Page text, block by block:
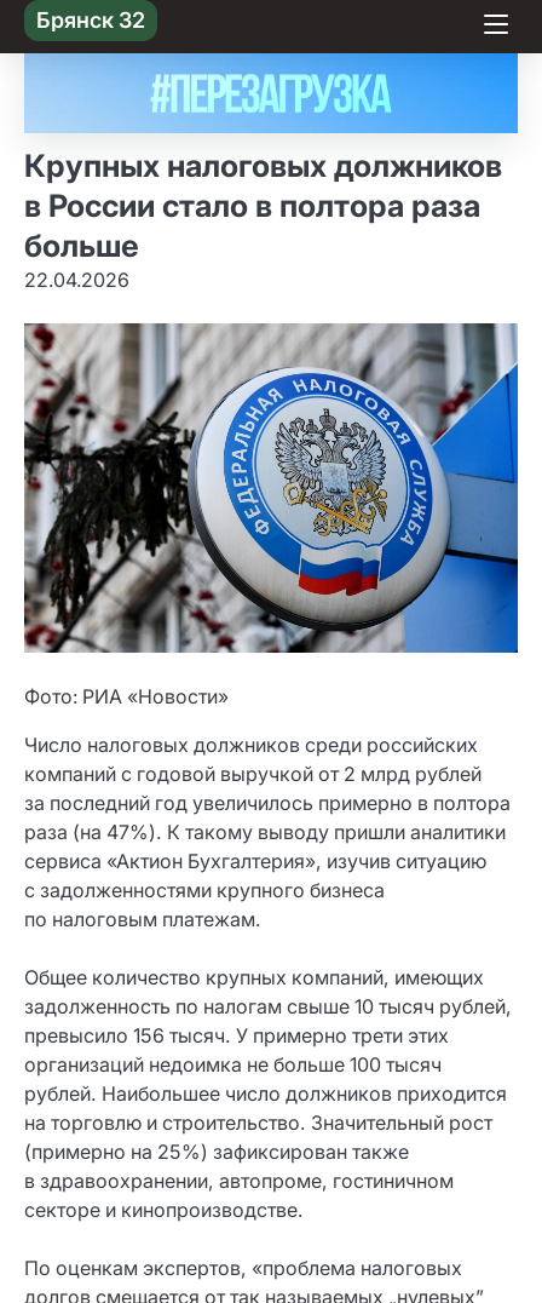
Skip
to content
Брянск 32
Крупных налоговых должников
в России стало в полтора раза
больше
22.04.2026
Фото: РИА «Новости»
Число налоговых должников среди российских
компаний с годовой выручкой от 2 млрд рублей
за последний год увеличилось примерно в полтора
раза (на 47%). К такому выводу пришли аналитики
сервиса «Актион Бухгалтерия», изучив ситуацию
с задолженностями крупного бизнеса
по налоговым платежам.
Общее количество крупных компаний, имеющих
задолженность по налогам свыше 10 тысяч рублей,
превысило 156 тысяч. У примерно трети этих
организаций недоимка не больше 100 тысяч
рублей. Наибольшее число должников приходится
на торговлю и строительство. Значительный рост
(примерно на 25%) зафиксирован также
в здравоохранении, автопроме, гостиничном
секторе и кинопроизводстве.
По оценкам экспертов, «проблема налоговых
долгов смещается от так называемых „нулевых”